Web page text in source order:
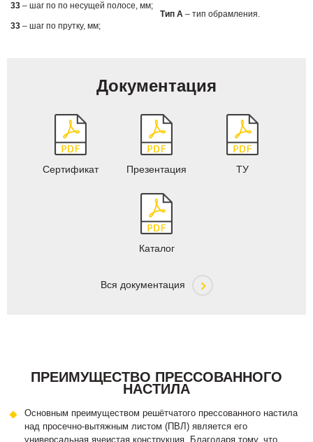
33 – шаг по по несущей полосе, мм;
33 – шаг по прутку, мм;
Тип А – тип обрамления.
Документация
Сертификат Презентация ТУ
Каталог
Вся документация
ПРЕИМУЩЕСТВО ПРЕССОВАННОГО
НАСТИЛА
Основным преимуществом решётчатого прессованного настила
над просечно-вытяжным листом (ПВЛ) является его
универсальная ячеистая конструкция. Благодаря тому, что